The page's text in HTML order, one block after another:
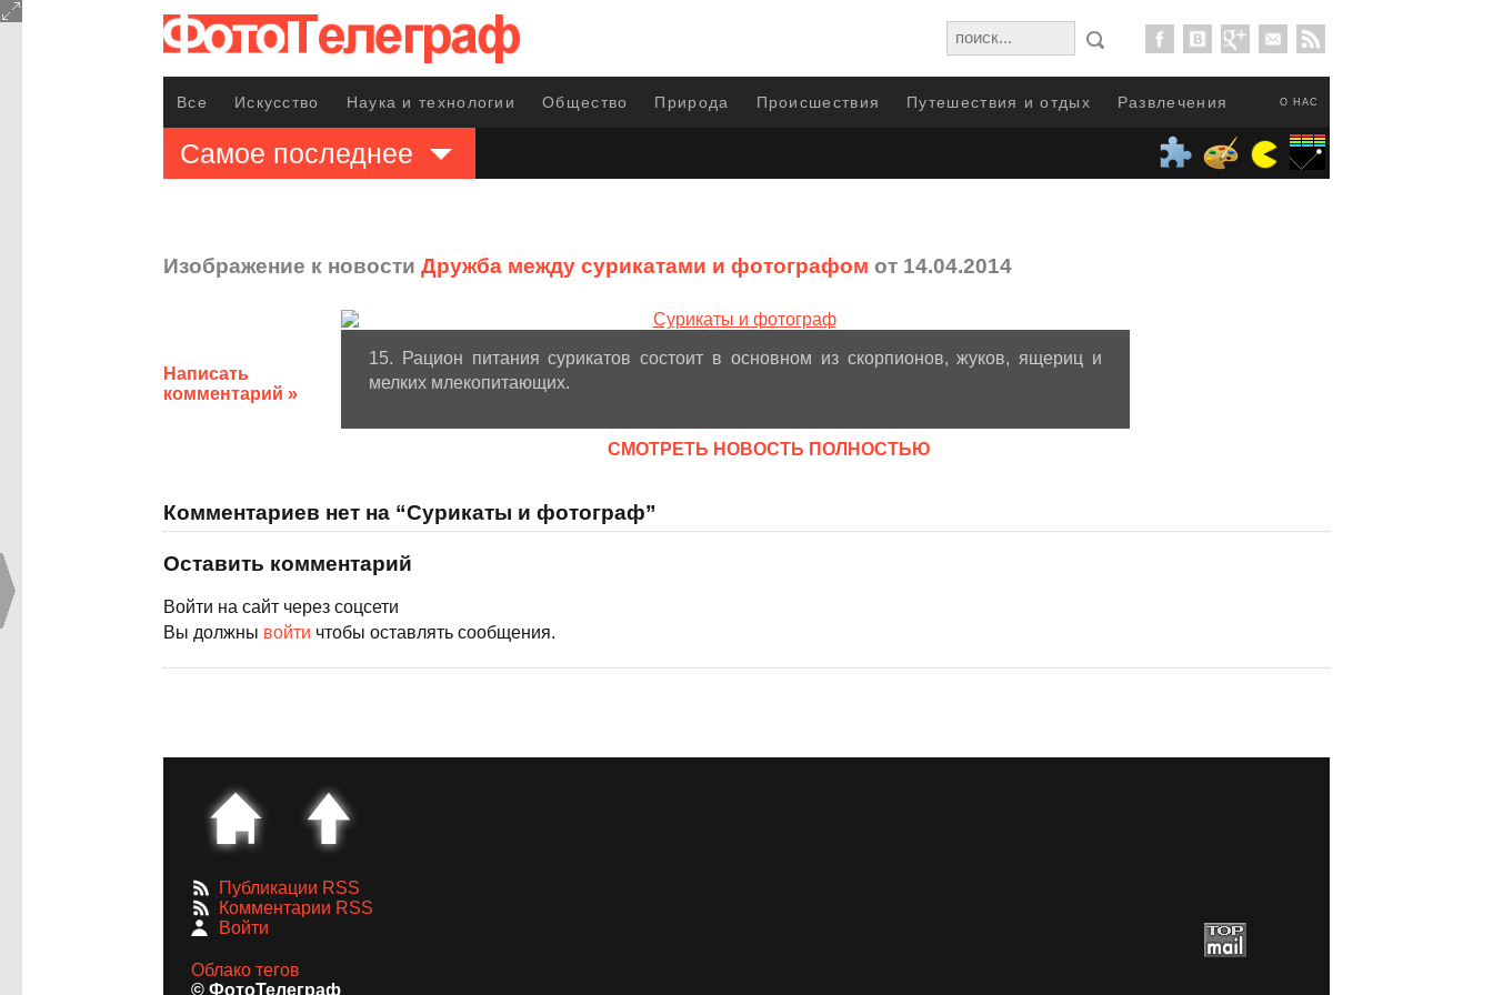
О НАС
Все Искусство Наука и технологии Общество Природа Происшествия Путешествия и отдых Развлечения
Самое последнее
Изображение к новости Дружба между сурикатами и фотографом от 14.04.2014
Написать
комментарий »
15. Рацион питания сурикатов состоит в основном из скорпионов, жуков, ящериц и
мелких млекопитающих.
CМОТРЕТЬ НОВОСТЬ ПОЛНОСТЬЮ
Комментариев нет на “Сурикаты и фотограф”
Оставить комментарий
Войти на сайт через соцсети
Вы должны войти чтобы оставлять сообщения.
Публикации RSS
Комментарии RSS
Войти
Облако тегов
© ФотоТелеграф